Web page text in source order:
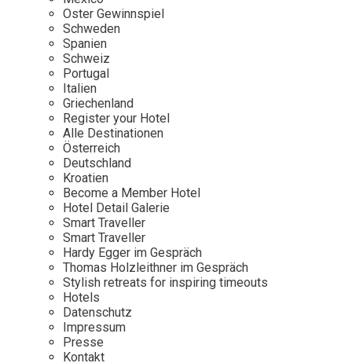
Mexico
Niederlande
Österreich
Portugal
Schweden
Spanien
Schweiz
Persönlichkeiten
Our Story
Career
Kontakt
Impressum
Oster Gewinnspiel
Schweden
Spanien
Schweiz
Portugal
Italien
Griechenland
Register your Hotel
Alle Destinationen
Österreich
Deutschland
Kroatien
Become a Member Hotel
Hotel Detail Galerie
Smart Traveller
Smart Traveller
Hardy Egger im Gespräch
Thomas Holzleithner im Gespräch
Stylish retreats for inspiring timeouts
Hotels
Datenschutz
Impressum
Presse
Kontakt